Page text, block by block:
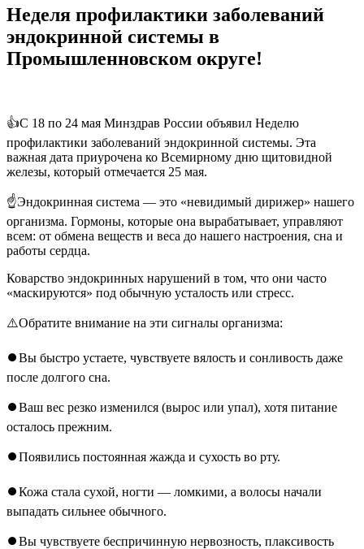
Неделя профилактики заболеваний
эндокринной системы в
Промышленновском округе!
👍С 18 по 24 мая Минздрав России объявил Неделю
профилактики заболеваний эндокринной системы. Эта
важная дата приурочена ко Всемирному дню щитовидной
железы, который отмечается 25 мая.
☝️Эндокринная система — это «невидимый дирижер» нашего
организма. Гормоны, которые она вырабатывает, управляют
всем: от обмена веществ и веса до нашего настроения, сна и
работы сердца.
Коварство эндокринных нарушений в том, что они часто
«маскируются» под обычную усталость или стресс.
⚠️Обратите внимание на эти сигналы организма:
⏺Вы быстро устаете, чувствуете вялость и сонливость даже
после долгого сна.
⏺Ваш вес резко изменился (вырос или упал), хотя питание
осталось прежним.
⏺Появились постоянная жажда и сухость во рту.
⏺Кожа стала сухой, ногти — ломкими, а волосы начали
выпадать сильнее обычного.
⏺Вы чувствуете беспричинную нервозность, плаксивость